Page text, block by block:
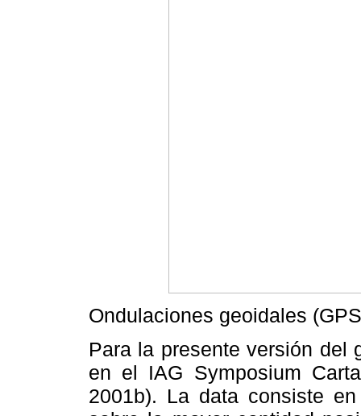
Ondulaciones geoidales
Para la presente versión del
en el IAG Symposium
2001b). La data consiste